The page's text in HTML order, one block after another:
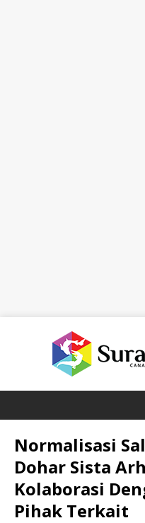
Normalisasi
Dohar Sista
Kolaborasi
Pihak Terkait